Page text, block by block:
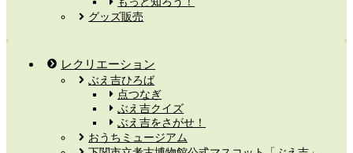
グッズ販売
レクリエーション
ぶえ吉ひろば
点つなぎ
ぶえ吉クイズ
ぶえ吉をさがせ！
おうちミュージアム